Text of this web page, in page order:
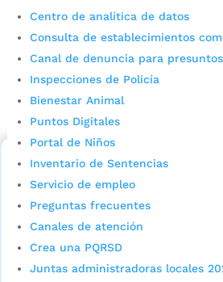
Centro de analítica de datos
Consulta de establecimientos
Canal de denuncia para
Inspecciones de Policía
Bienestar Animal
Puntos Digitales
Portal de Niños
Inventario de Sentencias
Servicio de empleo
Preguntas frecuentes
Canales de atención
Crea una PQRSD
Juntas administradoras locales
Cupos Escolares
Consulta aqui los pasos para
cupo escolar en los colegios
Bucaramanga.
Alcaldía de
Sede principal